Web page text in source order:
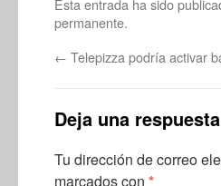
Esta entrada ha sido
permanente.
← Telepizza podría activar
Deja una respuesta
Tu dirección de correo
marcados con *